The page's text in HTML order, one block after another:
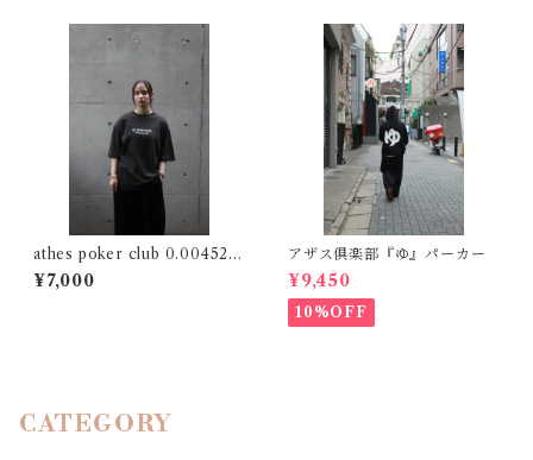
athes poker club 0.00452 t
ee
¥7,000
アザス倶楽部『ゆ』パーカー
¥9,450
10%OFF
CATEGORY